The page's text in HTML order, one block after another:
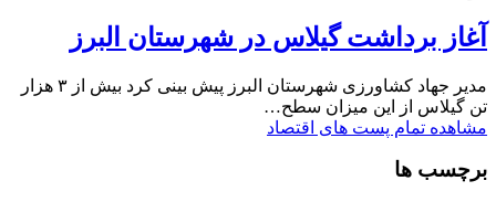
آغاز برداشت گیلاس در شهرستان البرز
مدیر جهاد کشاورزی شهرستان البرز پیش بینی کرد بیش از ۳ هزار
تن گیلاس از این میزان سطح…
مشاهده تمام پست های اقتصاد
برچسب ها